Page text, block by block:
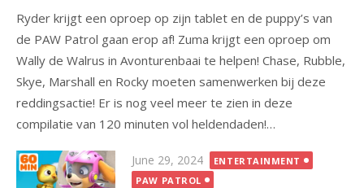
Ryder krijgt een oproep op zijn tablet en de puppy’s van
de PAW Patrol gaan erop af! Zuma krijgt een oproep om
Wally de Walrus in Avonturenbaai te helpen! Chase, Rubble,
Skye, Marshall en Rocky moeten samenwerken bij deze
reddingsactie! Er is nog veel meer te zien in deze
compilatie van 120 minuten vol heldendaden!…
Posted
on
June 29, 2024
ENTERTAINMENT
PAW PATROL